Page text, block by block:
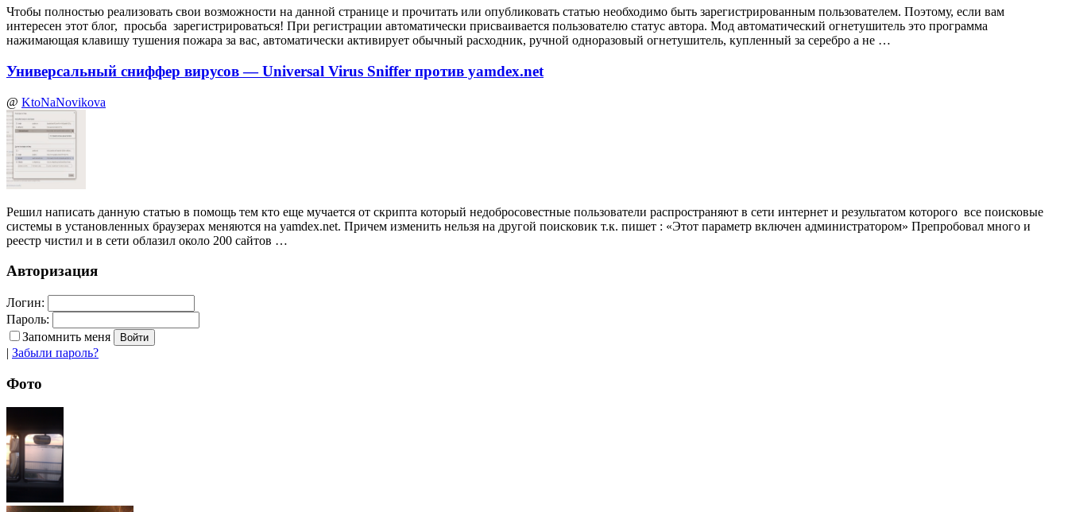
Чтобы полностью реализовать свои возможности на данной странице и прочитать или опубликовать статью необходимо быть зарегистрированным пользователем. Поэтому, если вам
интересен этот блог, просьба зарегистрироваться! При регистрации автоматически присваивается пользователю статус автора. Мод автоматический огнетушитель это программа
нажимающая клавишу тушения пожара за вас, автоматически активирует обычный расходник, ручной одноразовый огнетушитель, купленный за серебро а не …
Универсальный сниффер вирусов — Universal Virus Sniffer против yamdex.net
@ KtoNaNovikova
Решил написать данную статью в помощь тем кто еще мучается от скрипта который недобросовестные пользователи распространяют в сети интернет и результатом которого все поисковые
системы в установленных браузерах меняются на yamdex.net. Причем изменить нельзя на другой поисковик т.к. пишет : «Этот параметр включен администратором» Препробовал много и
реестр чистил и в сети облазил около 200 сайтов …
Авторизация
Логин:
Пароль:
Запомнить меня
| Забыли пароль?
Фото